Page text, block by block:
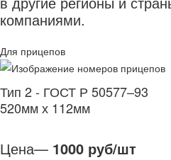
компаниями.
Для прицепов
Тип 2 - ГОСТ Р 50577–93
520мм х 112мм
Цена— 1000 руб/шт